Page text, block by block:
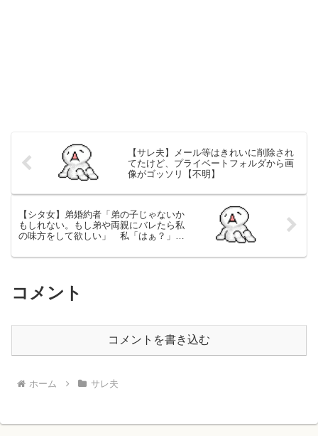
【サレ夫】メール等はきれいに削除され
てたけど、プライベートフォルダから画
像がゴッソリ【不明】
【シタ女】弟婚約者「弟の子じゃないか
もしれない。もし弟や両親にバレたら私
の味方をして欲しい」 私「はぁ？」
コメント
コメントを書き込む
ホーム サレ夫